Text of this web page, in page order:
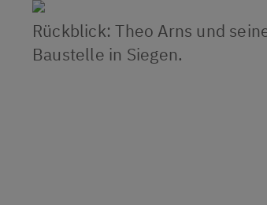
Rückblick: Theo Arns und
Baustelle in Siegen.